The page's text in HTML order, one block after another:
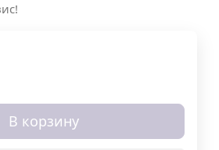
В корзину